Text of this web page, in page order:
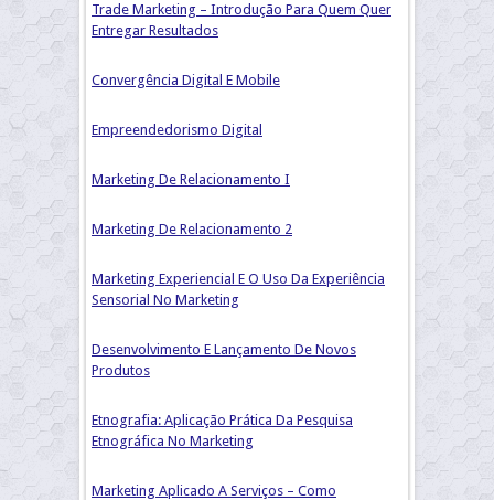
Trade Marketing – Introdução Para Quem Quer
Entregar Resultados
Convergência Digital E Mobile
Empreendedorismo Digital
Marketing De Relacionamento I
Marketing De Relacionamento 2
Marketing Experiencial E O Uso Da Experiência
Sensorial No Marketing
Desenvolvimento E Lançamento De Novos
Produtos
Etnografia: Aplicação Prática Da Pesquisa
Etnográfica No Marketing
Marketing Aplicado A Serviços – Como